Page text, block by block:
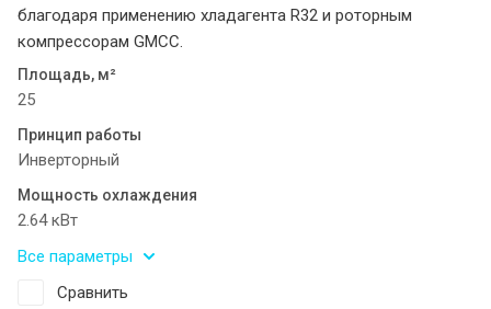
благодаря применению хладагента R32 и роторным
компрессорам GMCC.
Площадь, м²
25
Принцип работы
Инверторный
Мощность охлаждения
2.64 кВт
Все параметры
Сравнить